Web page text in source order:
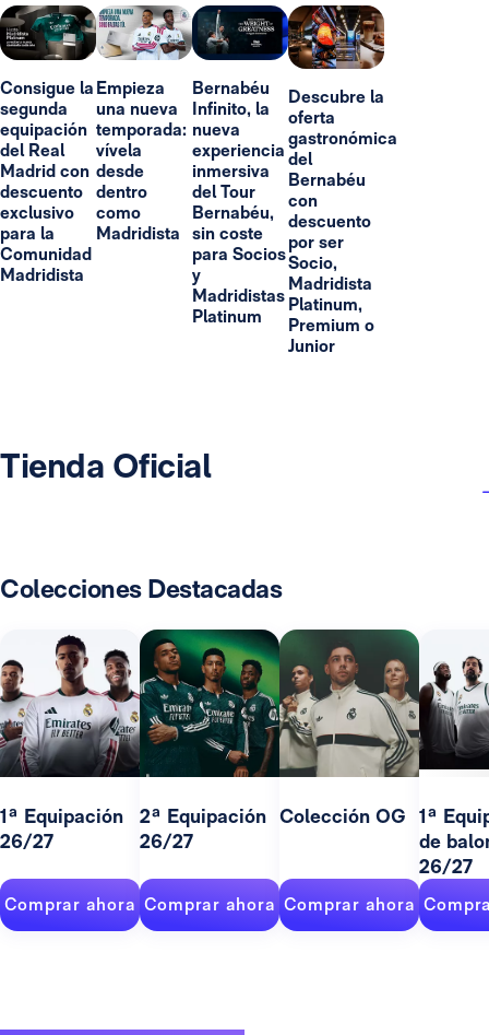
Consigue la
segunda
equipación
del Real
Madrid con
descuento
exclusivo
para la
Comunidad
Madridista
Empieza
una nueva
temporada:
vívela
desde
dentro
como
Madridista
Bernabéu
Infinito, la
nueva
experiencia
inmersiva
del Tour
Bernabéu,
sin coste
para Socios
y
Madridistas
Platinum
Descubre la
oferta
gastronómica
del
Bernabéu
con
descuento
por ser
Socio,
Madridista
Platinum,
Premium o
Junior
Tienda Oficial
Colecciones Destacadas
1ª Equipación
26/27
Comprar ahora
2ª Equipación
26/27
Comprar ahora
Colección OG
Comprar ahora
1ª
de
26/27